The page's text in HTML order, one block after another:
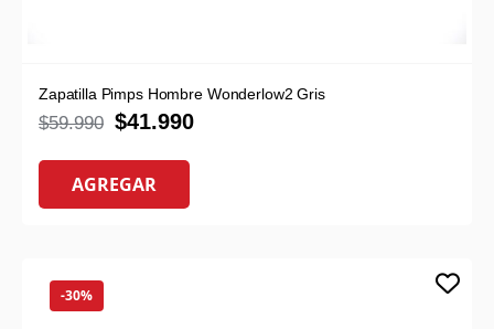
Zapatilla Pimps Hombre Wonderlow2 Gris
$59.990 $41.990
AGREGAR
-30%